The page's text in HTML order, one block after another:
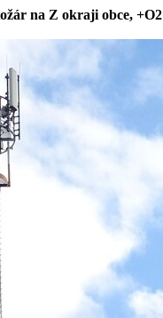
na Z okraji obce, +O2